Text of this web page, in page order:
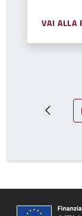
VAI ALLA
Pagina